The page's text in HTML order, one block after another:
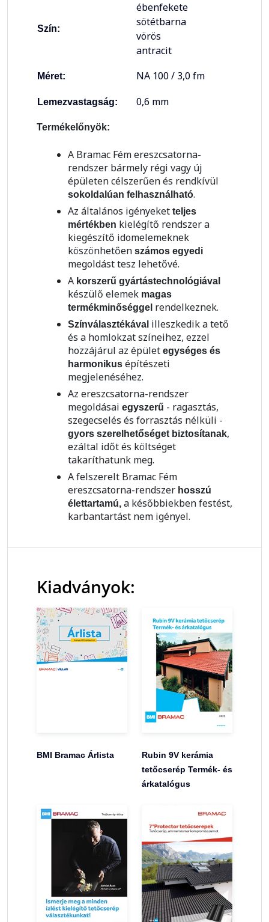
Szín:
ébenfekete
sötétbarna
vörös
antracit
Méret: NA 100 / 3,0 fm
Lemezvastagság: 0,6 mm
Termékelőnyök:
A Bramac Fém ereszcsatorna-
rendszer bármely régi vagy új
épületen célszerűen és rendkívül
sokoldalúan felhasználható.
Az általános igényeket teljes
mértékben kielégítő rendszer a
kiegészítő idomelemeknek
köszönhetően számos egyedi
megoldást tesz lehetővé.
A korszerű gyártástechnológiával
készülő elemek magas
termékminőséggel rendelkeznek.
Színválasztékával illeszkedik a tető
és a homlokzat színeihez, ezzel
hozzájárul az épület egységes és
harmonikus építészeti
megjelenéséhez.
Az ereszcsatorna-rendszer
megoldásai egyszerű - ragasztás,
szegecselés és forrasztás nélküli -
gyors szerelhetőséget biztosítanak,
ezáltal időt és költséget
takaríthatunk meg.
A felszerelt Bramac Fém
ereszcsatorna-rendszer hosszú
élettartamú, a későbbiekben festést,
karbantartást nem igényel.
Kiadványok:
BMI Bramac Árlista
Rubin 9V kerámia
tetőcserép Termék- és
árkatalógus